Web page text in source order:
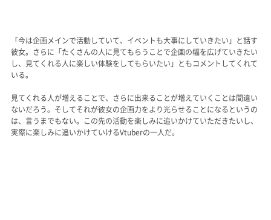
「今は企画メインで活動していて、イベントも大事にしていきたい」と話す
彼女。さらに「たくさんの人に見てもらうことで企画の幅を広げていきたい
し、見てくれる人に楽しい体験をしてもらいたい」ともコメントしてくれて
いる。
見てくれる人が増えることで、さらに出来ることが増えていくことは間違い
ないだろう。そしてそれが彼女の企画力をより光らせることになるというの
は、言うまでもない。この先の活動を楽しみに追いかけていただきたいし、
実際に楽しみに追いかけていけるVtuberの一人だ。